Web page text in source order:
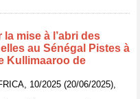
la mise à l’abri des
au Sénégal Pistes à
Kullimaaroo de
10/2025 (20/06/2025),